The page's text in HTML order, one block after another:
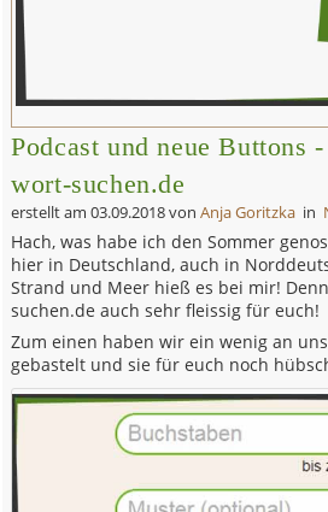
Podcast und neue Buttons
wort-suchen.de
erstellt am03.09.2018vonAnja Goritzka in
Hach, was habe ich den Sommer
hier in Deutschland, auch in
Strand und Meer hieß es bei mir!
suchen.de auch sehr fleissig für euch!
Zum einen haben wir ein wenig an
gebastelt und sie für euch noch